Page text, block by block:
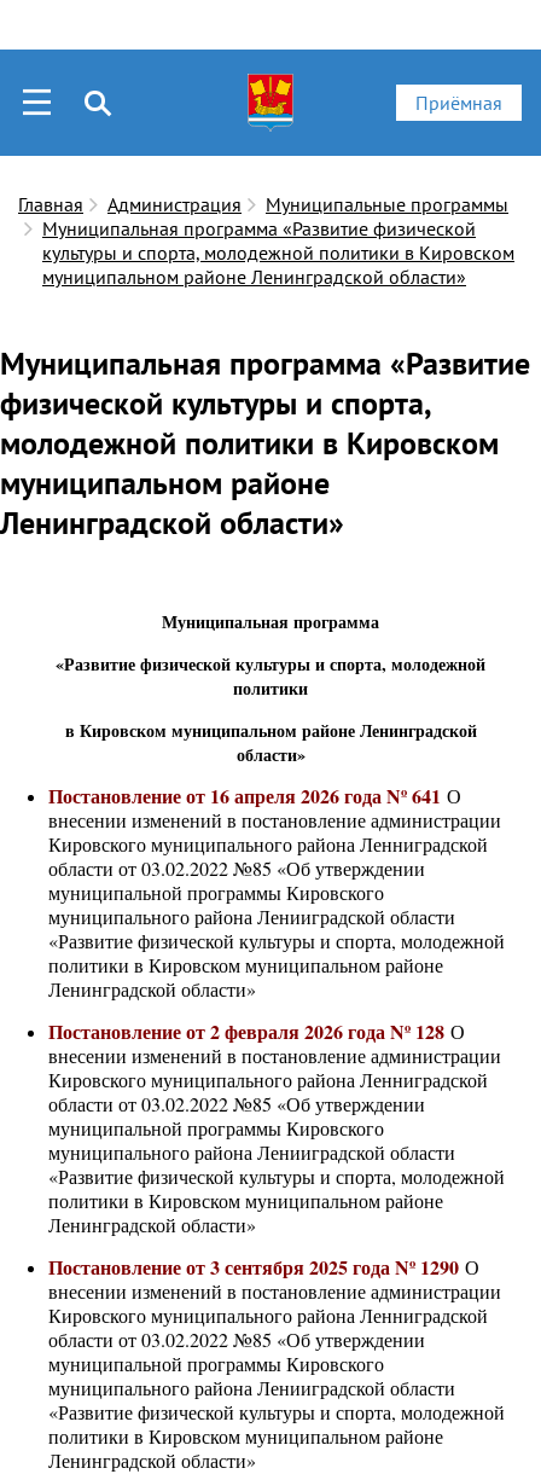
Приёмная
Главная Администрация
Муниципальные программы
Муниципальная программа «Развитие физической
культуры и спорта, молодежной политики в Кировском
муниципальном районе Ленинградской области»
Муниципальная программа «Развитие
физической культуры и спорта,
молодежной политики в Кировском
муниципальном районе
Ленинградской области»
Муниципальная программа
«Развитие физической культуры и спорта, молодежной
политики
в Кировском муниципальном районе Ленинградской
области»
Постановление от 16 апреля 2026 года Nº 641 О
внесении изменений в постановление администрации
Кировского муниципального района Ленниградской
области от 03.02.2022 №85 «Об утверждении
муниципальной программы Кировского
муниципального района Ленииградской области
«Развитие физической культуры и спорта, молодежной
политики в Кировском муниципальном районе
Ленинградской области»
Постановление от 2 февраля 2026 года Nº 128 О
внесении изменений в постановление администрации
Кировского муниципального района Ленниградской
области от 03.02.2022 №85 «Об утверждении
муниципальной программы Кировского
муниципального района Ленииградской области
«Развитие физической культуры и спорта, молодежной
политики в Кировском муниципальном районе
Ленинградской области»
Постановление от 3 сентября 2025 года Nº 1290 О
внесении изменений в постановление администрации
Кировского муниципального района Ленниградской
области от 03.02.2022 №85 «Об утверждении
муниципальной программы Кировского
муниципального района Ленииградской области
«Развитие физической культуры и спорта, молодежной
политики в Кировском муниципальном районе
Ленинградской области»